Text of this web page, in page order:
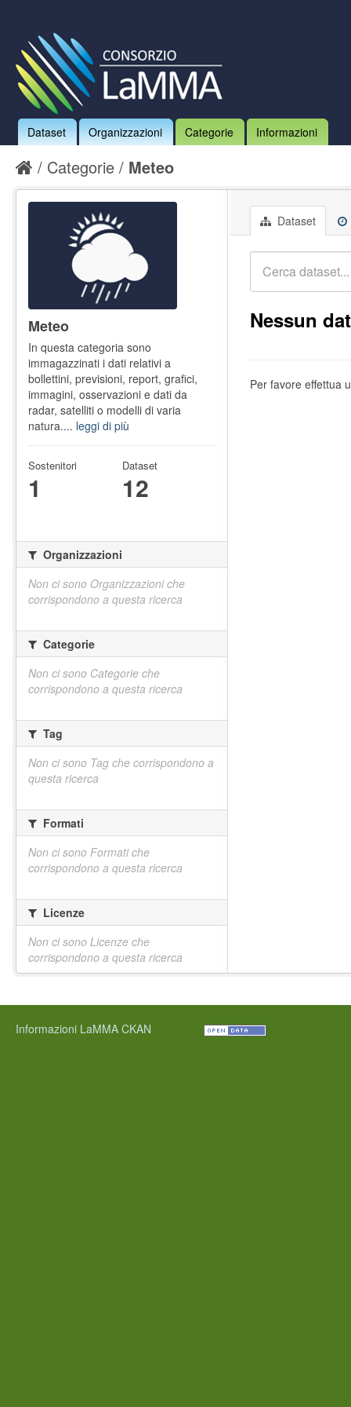
Dataset Organizzazioni Categorie Informazioni
Categorie Meteo
Dataset
Nessun
Per favore effettua
Meteo
In questa categoria sono
immagazzinati i dati relativi a
bollettini, previsioni, report, grafici,
immagini, osservazioni e dati da
radar, satelliti o modelli di varia
natura.... leggi di più
Sostenitori
1
Dataset
12
Organizzazioni
Non ci sono Organizzazioni che
corrispondono a questa ricerca
Categorie
Non ci sono Categorie che
corrispondono a questa ricerca
Tag
Non ci sono Tag che corrispondono a
questa ricerca
Formati
Non ci sono Formati che
corrispondono a questa ricerca
Licenze
Non ci sono Licenze che
corrispondono a questa ricerca
Informazioni LaMMA CKAN